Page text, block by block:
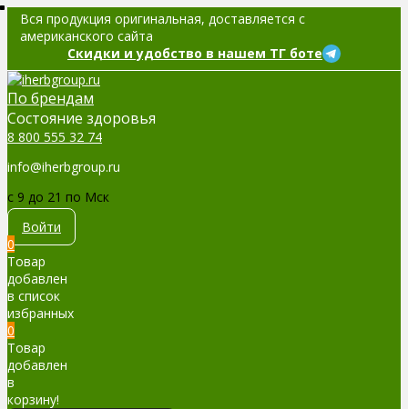
Вся продукция оригинальная, доставляется с
американского сайта
Скидки и удобство в нашем ТГ боте
По брендам
Cостояние здоровья
8 800 555 32 74
info@iherbgroup.ru
c 9 до 21 по Мск
Войти
0
Товар
добавлен
в список
избранных
0
Товар
добавлен
в
корзину!